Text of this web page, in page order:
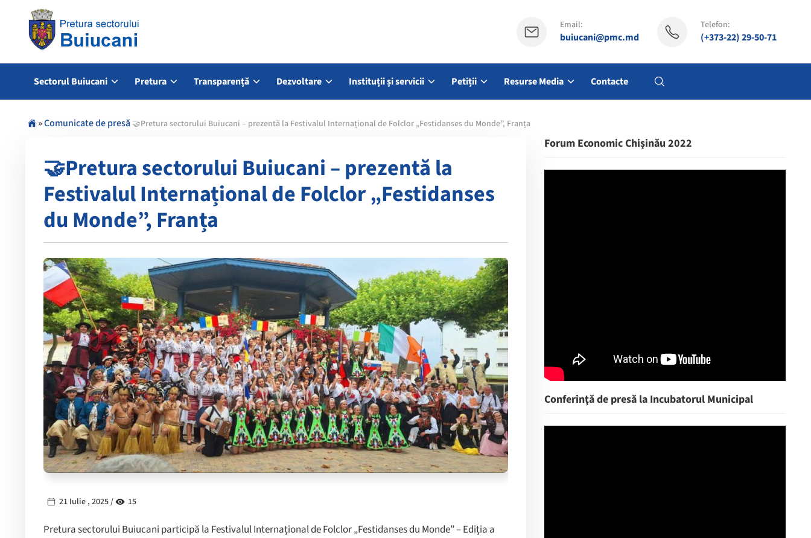
Email:
buiucani@pmc.md
Telefon:
(+373-22) 29-50-71
Sectorul Buiucani Pretura Transparență Dezvoltare Instituții și servicii Petiții Resurse Media Contacte
»Comunicate de presă 🤝Pretura sectorului Buiucani – prezentă la Festivalul Internațional de Folclor „Festidanses du Monde”, Franța
🤝Pretura sectorului Buiucani – prezentă la
Festivalul Internațional de Folclor „Festidanses
du Monde”, Franța
21 Iulie , 2025 / 15
Pretura sectorului Buiucani participă la Festivalul Internațional de Folclor „Festidanses du Monde” – Ediția a
Forum Economic Chișinău 2022
Conferinţă de presă la Incubatorul Municipal